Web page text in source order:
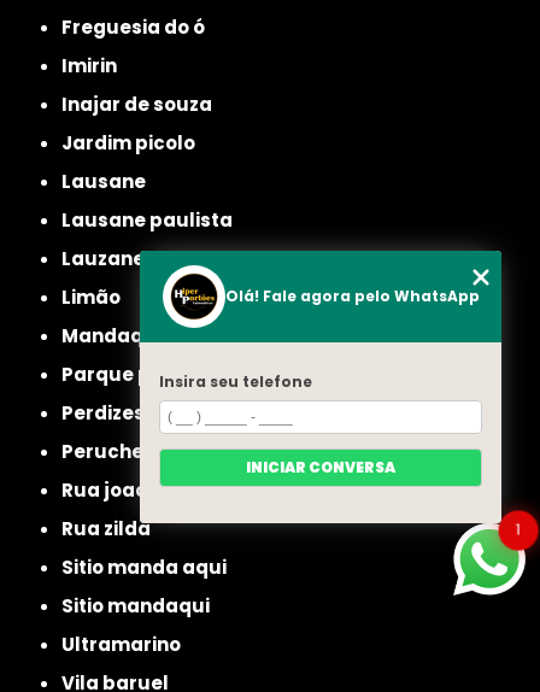
freguesia do ó
imirin
inajar de souza
jardim picolo
lausane
lausane paulista
lauzane
limão
mandaqui
parque peruche
perdizes
peruche
rua joao ruthe
rua zilda
sitio manda aqui
sitio mandaqui
ultramarino
vila baruel
1
Olá! Fale agora pelo WhatsApp
Insira seu telefone
INICIAR CONVERSA